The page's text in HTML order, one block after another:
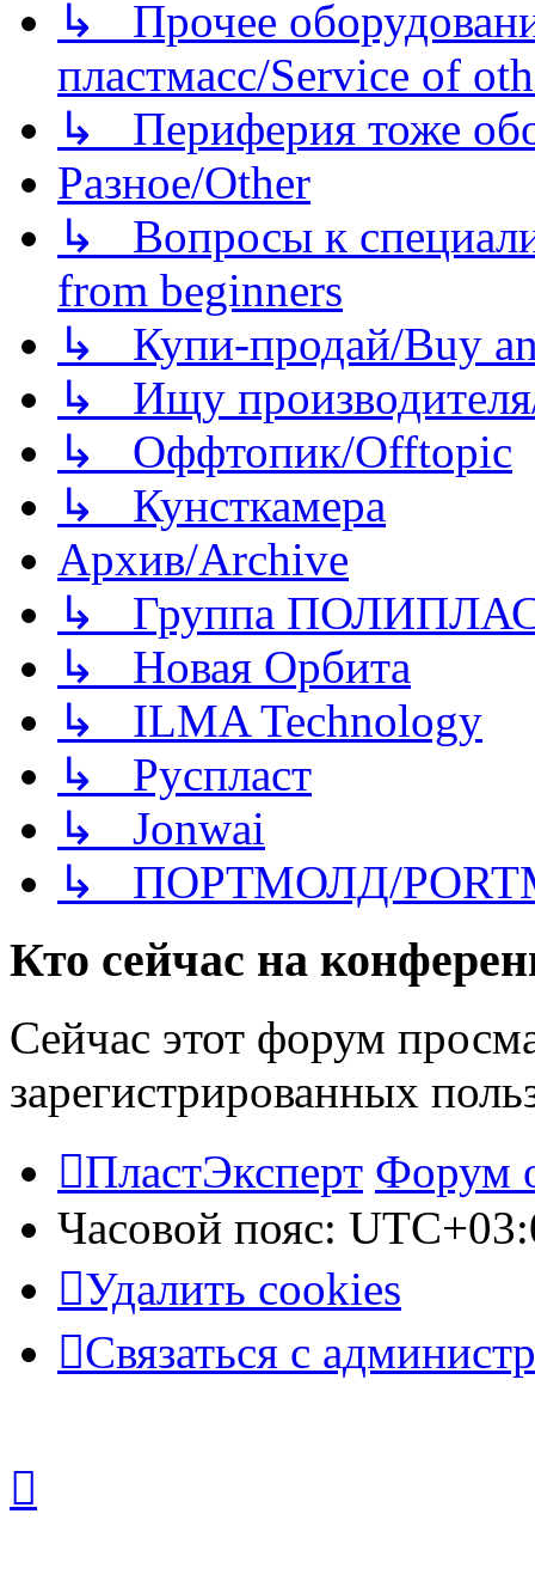
↳ Прочее
пластмасс/Service of
↳ Периферия тоже
Разное/Other
↳ Вопросы к
from beginners
↳ Купи-продай/Buy
↳ Ищу
↳ Оффтопик/Offtopic
↳ Кунсткамера
Архив/Archive
↳ Группа
↳ Новая Орбита
↳ ILMA Technology
↳ Руспласт
↳ Jonwai
↳ ПОРТМОЛД/
Кто сейчас на
Сейчас этот форум
зарегистрированных
ПластЭксперт Форум
Часовой пояс:
Удалить cookies
Связаться с